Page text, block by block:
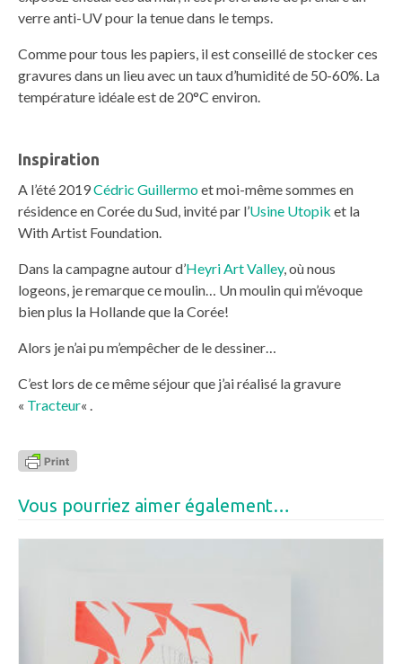
verre anti-UV pour la tenue dans le temps.
Comme pour tous les papiers, il est conseillé de stocker ces
gravures dans un lieu avec un taux d’humidité de 50-60%. La
température idéale est de 20°C environ.
Inspiration
A l’été 2019Cédric Guillermoet moi-même sommes en
résidence en Corée du Sud, invité par l’Usine Utopik et la
With Artist Foundation.
Dans la campagne autour d’Heyri Art Valley, où nous
logeons, je remarque ce moulin… Un moulin qui m’évoque
bien plus la Hollande que la Corée!
Alors je n’ai pu m’empêcher de le dessiner…
C’est lors de ce même séjour que j’ai réalisé la gravure
« Tracteur« .
Vous pourriez aimer également…